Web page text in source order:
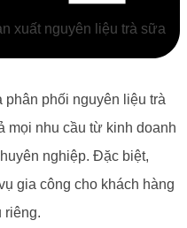
phối nguyên liệu trà
nhu cầu từ kinh doanh
nghiệp. Đặc biệt,
gia công cho khách hàng
riêng.